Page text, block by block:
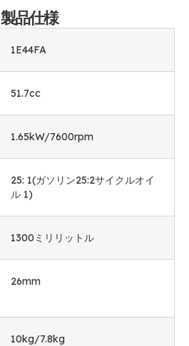
製品仕様
1E44FA
51.7cc
1.65kW/7600rpm
25: 1(ガソリン25:2サイクルオイ
ル 1)
1300ミリリットル
26mm
10kg/7.8kg